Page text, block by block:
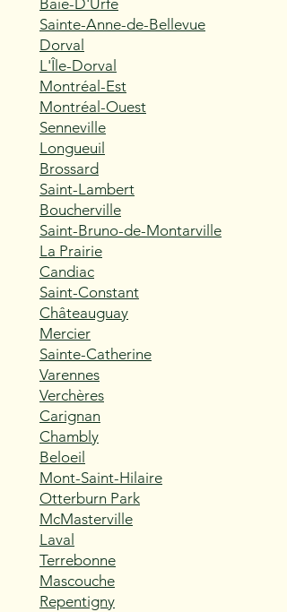
Baie-D'Urfé
Sainte-Anne-de-Bellevue
Dorval
L'Île-Dorval
Montréal-Est
Montréal-Ouest
Senneville
Longueuil
Brossard
Saint-Lambert
Boucherville
Saint-Bruno-de-Montarville
La Prairie
Candiac
Saint-Constant
Châteauguay
Mercier
Sainte-Catherine
Varennes
Verchères
Carignan
Chambly
Beloeil
Mont-Saint-Hilaire
Otterburn Park
McMasterville
Laval
Terrebonne
Mascouche
Repentigny